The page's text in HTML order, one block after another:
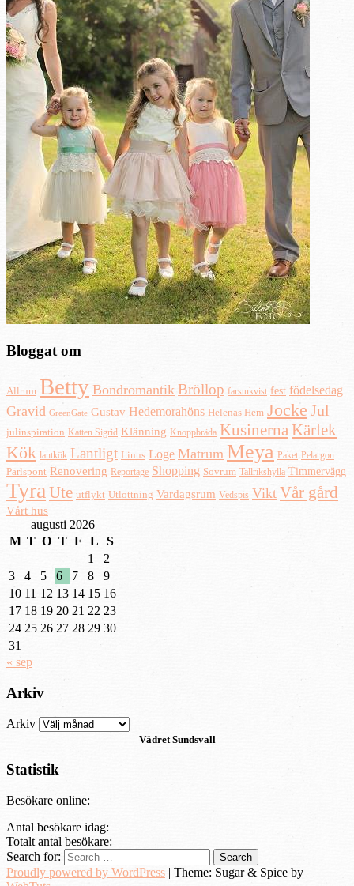
Bloggat om
Allrum Betty Bondromantik Bröllop farstukvist fest födelsedag
Gravid GreenGate Gustav Hedemorahöns Helenas Hem Jocke Jul
julinspiration Katten Sigrid Klänning Knoppbräda KusinernaKärlek
Kök lantkök Lantligt Linus Loge Matrum Meya Paket Pelargon
Pärlspont Renovering Reportage Shopping Sovrum Tallrikshylla Timmervägg
TyraUte utflykt Utlottning Vardagsrum Vedspis Vikt Vår gård
Vårt hus
augusti 2026
M T O T F L
S
1
2
3
4 5 6 7 8
9
10 11 12 13 14 15 16
17 18 19 20 21 22 23
24 25 26 27 28 29 30
31
« sep
Arkiv
Arkiv
VädretSundsvall
Statistik
Besökare online:
Antal besökare idag:
Totalt antal besökare:
Search for:
Proudly powered by WordPress | Theme: Sugar & Spice by